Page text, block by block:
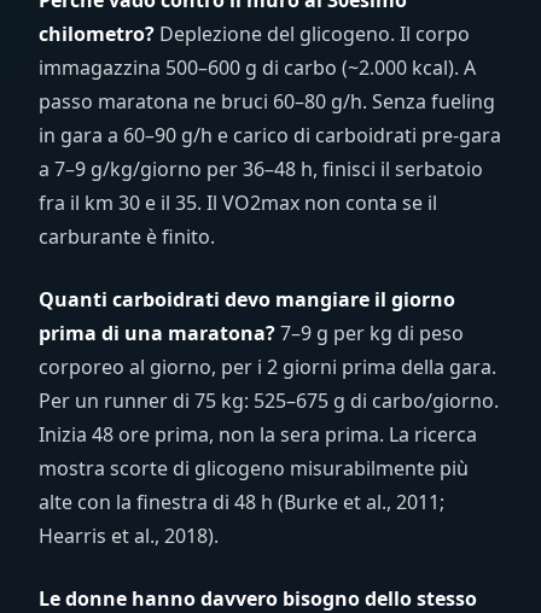
chilometro? Deplezione del glicogeno. Il corpo
immagazzina 500–600 g di carbo (~2.000 kcal). A
passo maratona ne bruci 60–80 g/h. Senza fueling
in gara a 60–90 g/h e carico di carboidrati pre-gara
a 7–9 g/kg/giorno per 36–48 h, finisci il serbatoio
fra il km 30 e il 35. Il VO2max non conta se il
carburante è finito.
Quanti carboidrati devo mangiare il giorno
prima di una maratona?7–9 g per kg di peso
corporeo al giorno, per i 2 giorni prima della gara.
Per un runner di 75 kg: 525–675 g di carbo/giorno.
Inizia 48 ore prima, non la sera prima. La ricerca
mostra scorte di glicogeno misurabilmente più
alte con la finestra di 48 h (Burke et al., 2011;
Hearris et al., 2018).
Le donne hanno davvero bisogno dello stesso